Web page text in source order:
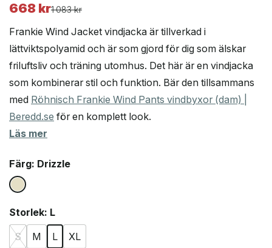
1 083kr
Det
priset
var:
1
083 kr.
668 kr
Det
priset
är:
668 kr.
Frankie Wind Jacket vindjacka är tillverkad i
lättviktspolyamid och är som gjord för dig som älskar
friluftsliv och träning utomhus. Det här är en vindjacka
som kombinerar stil och funktion. Bär den tillsammans
med Röhnisch Frankie Wind Pants vindbyxor (dam) |
Beredd.se för en komplett look.
Läs mer
Färg: Drizzle
Storlek: L
S
M L XL